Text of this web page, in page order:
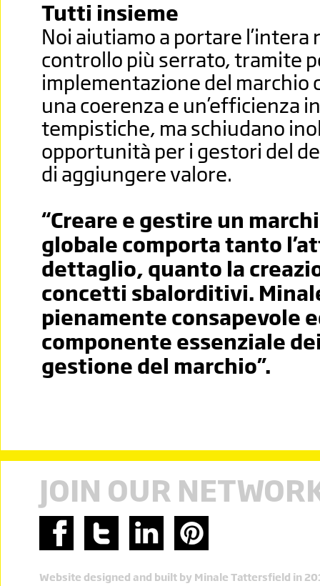
Tutti insieme
Noi aiutiamo a portare l’intera
controllo più serrato, tramite
implementazione del marchio
una coerenza e un’efficienza
tempistiche, ma schiudano
opportunità per i gestori del
di aggiungere valore.
“Creare e gestire un
globale comporta tanto
dettaglio, quanto la
concetti sbalorditivi.
pienamente consapevole
componente essenziale
gestione del marchio”.
JOIN OUR
Website designed and built by Minale Tattersfield in